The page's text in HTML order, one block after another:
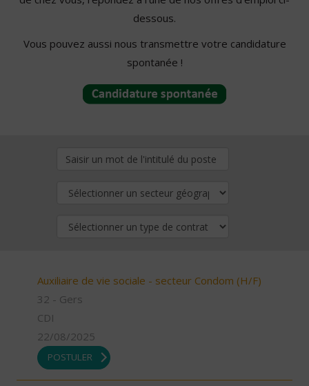
dessous.
Vous pouvez aussi nous transmettre votre candidature
spontanée !
Auxiliaire de vie sociale - secteur Condom (H/F)
32 - Gers
CDI
22/08/2025
POSTULER